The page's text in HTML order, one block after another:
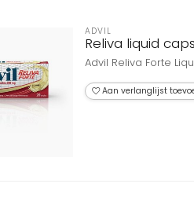
ADVIL
Reliva liquid
Advil Reliva Forte
Aan verlanglijst